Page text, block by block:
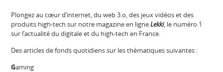
Plongez au cœur d’internet, du web 3.o, des jeux vidéos et des
produits high-tech sur notre magazine en ligneLekki, le numéro 1
sur l’actualité du digitale et du high-tech en France.
Des articles de fonds quotidiens sur les thématiques suivantes :
Gaming